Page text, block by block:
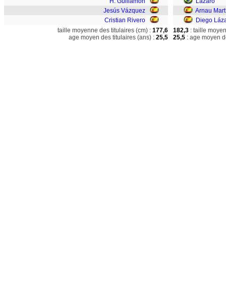
Jesús Vázquez
Cristian Rivero
Arnau
Diego
taille moyenne des titulaires (cm) : 177,6
age moyen des titulaires (ans) : 25,5
182,3 : taille
25,5 : age moyen